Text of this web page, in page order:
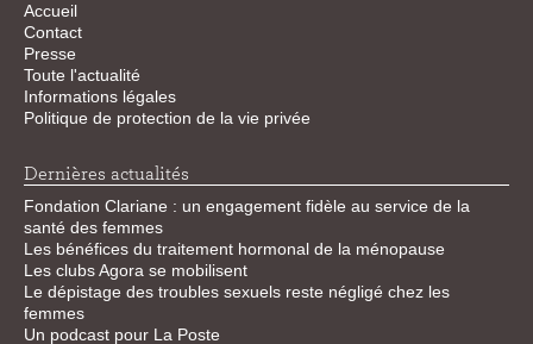
Accueil
Contact
Presse
Toute l'actualité
Informations légales
Politique de protection de la vie privée
Dernières actualités
Fondation Clariane : un engagement fidèle au service de la
santé des femmes
Les bénéfices du traitement hormonal de la ménopause
Les clubs Agora se mobilisent
Le dépistage des troubles sexuels reste négligé chez les
femmes
Un podcast pour La Poste